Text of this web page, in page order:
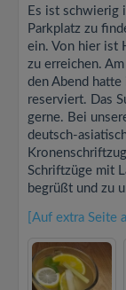
Es ist schwierig
Parkplatz zu
ein. Von hier ist
zu erreichen.
den Abend
reserviert. Das
gerne. Bei
deutsch-
Schriftzüge mit
begrüßt und zu
[Auf extra Seite